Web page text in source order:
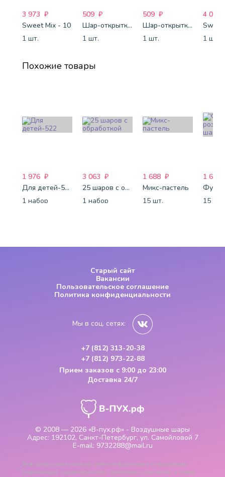
3 973 ₽
Sweet Mix - 10
1 шт.
509 ₽
Шар-открытка "Звезда" (45 см) - 1
1 шт.
509 ₽
Шар-открытка "Сердце" (45 см) - 2
1 шт.
4 088
1 шт.
Похожие товары
1 976 ₽
Для детей-522
1 набор
3 063 ₽
25 шаров с обработкой
1 набор
1 688 ₽
Микс-пастель
15 шт.
1 688
15 шт.
© 2008 — 2026 «В-пух.рф» - Воздушные шары
Адрес: 192102, Санкт-Петербург, ул. Самойловой 7
E-mail: 9732288@mail.ru
Старый сайт
Вакансии
Пользовательское соглашение
Политика конфиденциальности
Мы в соц. сетях:
+7 (812) 313-20-38
+7 (812) 973-22-88
Прием заказов с 9:00 до 23:00
Доставка 24/7
Вся представленная на сайте информация о продукции
(параметры, характеристики, цветовые сочетания, а также